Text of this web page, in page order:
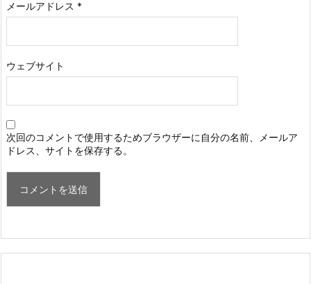
メールアドレス *
ウェブサイト
次回のコメントで使用するためブラウザーに自分の名前、メールア
ドレス、サイトを保存する。